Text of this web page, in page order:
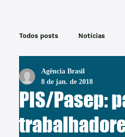
Todos posts Notícias
PIS/Pasep:
Agência Brasil
8 de jan. de 2018